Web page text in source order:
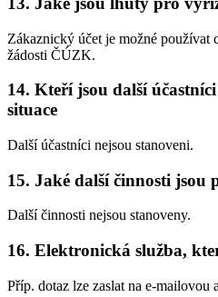
Zákaznický účet je možné používat
žádosti ČÚZK.
14. Kteří jsou další
situace
Další účastníci nejsou stanoveni.
15. Jaké další činnosti jsou
Další činnosti nejsou stanoveny.
16. Elektronická služba,
Příp. dotaz lze zaslat na e-mailovou